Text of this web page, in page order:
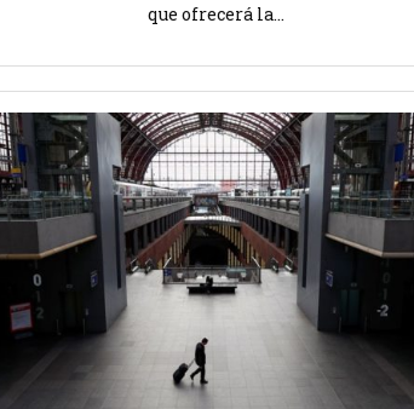
que ofrecerá la...